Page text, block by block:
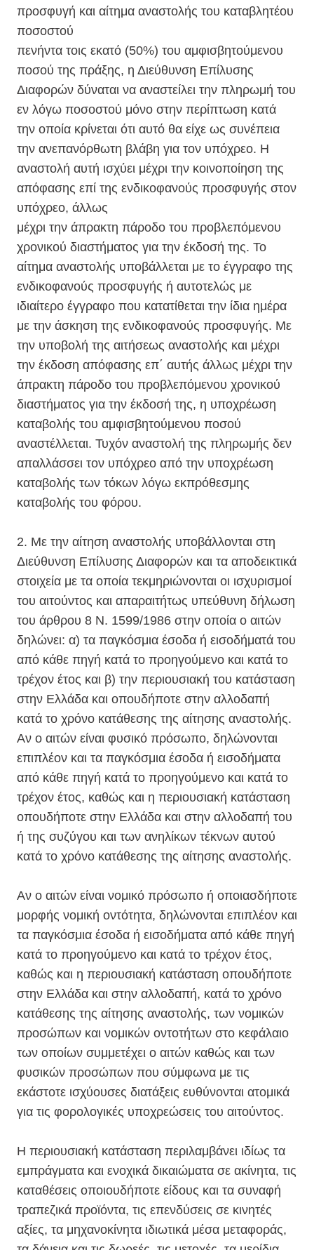
προσφυγή και αίτημα αναστολής του καταβλητέου
ποσοστού
πενήντα τοις εκατό (50%) του αμφισβητούμενου
ποσού της πράξης, η Διεύθυνση Επίλυσης
Διαφορών δύναται να αναστείλει την πληρωμή του
εν λόγω ποσοστού μόνο στην περίπτωση κατά
την οποία κρίνεται ότι αυτό θα είχε ως συνέπεια
την ανεπανόρθωτη βλάβη για τον υπόχρεο. Η
αναστολή αυτή ισχύει μέχρι την κοινοποίηση της
απόφασης επί της ενδικοφανούς προσφυγής στον
υπόχρεο, άλλως
μέχρι την άπρακτη πάροδο του προβλεπόμενου
χρονικού διαστήματος για την έκδοσή της. Το
αίτημα αναστολής υποβάλλεται με το έγγραφο της
ενδικοφανούς προσφυγής ή αυτοτελώς με
ιδιαίτερο έγγραφο που κατατίθεται την ίδια ημέρα
με την άσκηση της ενδικοφανούς προσφυγής. Με
την υποβολή της αιτήσεως αναστολής και μέχρι
την έκδοση απόφασης επ΄ αυτής άλλως μέχρι την
άπρακτη πάροδο του προβλεπόμενου χρονικού
διαστήματος για την έκδοσή της, η υποχρέωση
καταβολής του αμφισβητούμενου ποσού
αναστέλλεται. Τυχόν αναστολή της πληρωμής δεν
απαλλάσσει τον υπόχρεο από την υποχρέωση
καταβολής των τόκων λόγω εκπρόθεσμης
καταβολής του φόρου.
2. Με την αίτηση αναστολής υποβάλλονται στη
Διεύθυνση Επίλυσης Διαφορών και τα αποδεικτικά
στοιχεία με τα οποία τεκμηριώνονται οι ισχυρισμοί
του αιτούντος και απαραιτήτως υπεύθυνη δήλωση
του άρθρου 8 Ν. 1599/1986 στην οποία ο αιτών
δηλώνει: α) τα παγκόσμια έσοδα ή εισοδήματά του
από κάθε πηγή κατά το προηγούμενο και κατά το
τρέχον έτος και β) την περιουσιακή του κατάσταση
στην Ελλάδα και οπουδήποτε στην αλλοδαπή
κατά το χρόνο κατάθεσης της αίτησης αναστολής.
Αν ο αιτών είναι φυσικό πρόσωπο, δηλώνονται
επιπλέον και τα παγκόσμια έσοδα ή εισοδήματα
από κάθε πηγή κατά το προηγούμενο και κατά το
τρέχον έτος, καθώς και η περιουσιακή κατάσταση
οπουδήποτε στην Ελλάδα και στην αλλοδαπή του
ή της συζύγου και των ανηλίκων τέκνων αυτού
κατά το χρόνο κατάθεσης της αίτησης αναστολής.
Αν ο αιτών είναι νομικό πρόσωπο ή οποιασδήποτε
μορφής νομική οντότητα, δηλώνονται επιπλέον και
τα παγκόσμια έσοδα ή εισοδήματα από κάθε πηγή
κατά το προηγούμενο και κατά το τρέχον έτος,
καθώς και η περιουσιακή κατάσταση οπουδήποτε
στην Ελλάδα και στην αλλοδαπή, κατά το χρόνο
κατάθεσης της αίτησης αναστολής, των νομικών
προσώπων και νομικών οντοτήτων στο κεφάλαιο
των οποίων συμμετέχει ο αιτών καθώς και των
φυσικών προσώπων που σύμφωνα με τις
εκάστοτε ισχύουσες διατάξεις ευθύνονται ατομικά
για τις φορολογικές υποχρεώσεις του αιτούντος.
Η περιουσιακή κατάσταση περιλαμβάνει ιδίως τα
εμπράγματα και ενοχικά δικαιώματα σε ακίνητα, τις
καταθέσεις οποιουδήποτε είδους και τα συναφή
τραπεζικά προϊόντα, τις επενδύσεις σε κινητές
αξίες, τα μηχανοκίνητα ιδιωτικά μέσα μεταφοράς,